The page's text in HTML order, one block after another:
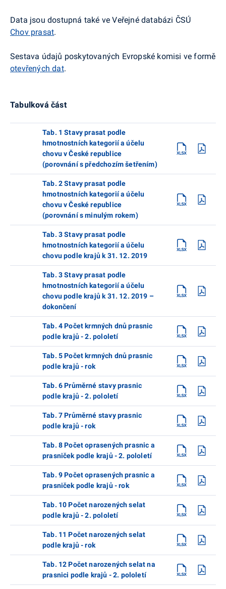
Data jsou dostupná také ve Veřejné databázi ČSÚ
Chov prasat.
Sestava údajů poskytovaných Evropské komisi ve formě
otevřených dat.
Tabulková část
Tab. 1 Stavy prasat podle
hmotnostních kategorií a účelu
chovu v České republice
(porovnání s předchozím šetřením)
Tab. 2 Stavy prasat podle
hmotnostních kategorií a účelu
chovu v České republice
(porovnání s minulým rokem)
Tab. 3 Stavy prasat podle
hmotnostních kategorií a účelu
chovu podle krajů k 31. 12. 2019
Tab. 3 Stavy prasat podle
hmotnostních kategorií a účelu
chovu podle krajů k 31. 12. 2019 –
dokončení
Tab. 4 Počet krmných dnů prasnic
podle krajů - 2. pololetí
Tab. 5 Počet krmných dnů prasnic
podle krajů - rok
Tab. 6 Průměrné stavy prasnic
podle krajů - 2. pololetí
Tab. 7 Průměrné stavy prasnic
podle krajů - rok
Tab. 8 Počet oprasených prasnic a
prasniček podle krajů - 2. pololetí
Tab. 9 Počet oprasených prasnic a
prasniček podle krajů - rok
Tab. 10 Počet narozených selat
podle krajů - 2. pololetí
Tab. 11 Počet narozených selat
podle krajů - rok
Tab. 12 Počet narozených selat na
prasnici podle krajů - 2. pololetí